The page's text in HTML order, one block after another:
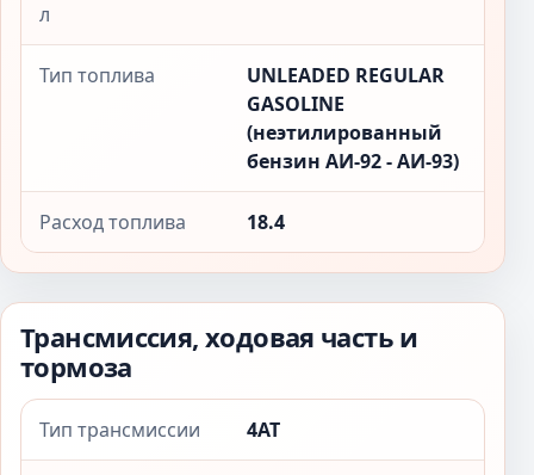
л
Тип топлива
UNLEADED REGULAR
GASOLINE
(неэтилированный
бензин АИ-92 - АИ-93)
Расход топлива 18.4
Трансмиссия, ходовая часть и
тормоза
Тип трансмиссии 4AT